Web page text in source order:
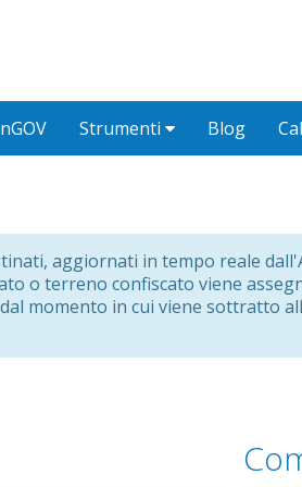
Strumenti Blog
aggiornati in tempo reale
o terreno confiscato viene
momento in cui viene sottratto